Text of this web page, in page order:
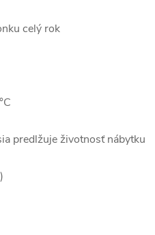
celý rok
predlžuje životnosť nábytku